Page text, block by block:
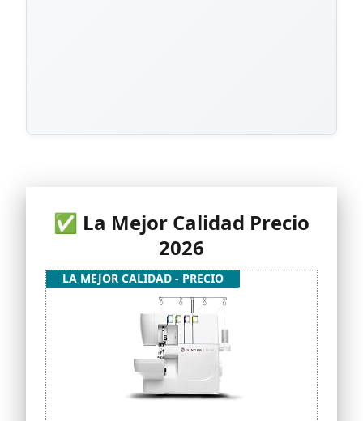
✅ La Mejor Calidad Precio
2026
LA MEJOR CALIDAD - PRECIO